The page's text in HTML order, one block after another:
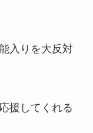
入りを大反対
援してくれる